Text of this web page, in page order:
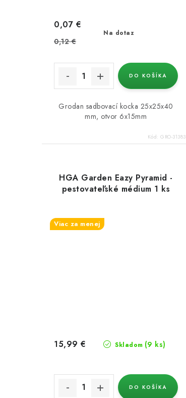
Na dotaz
0,07 €
0,12 €
DO KOŠÍKA
Grodan sadbovací kocka 25x25x40
mm, otvor 6x15mm
Kód: GRO-31383
HGA Garden Eazy Pyramid -
pestovateľské médium 1 ks
Viac za menej
Skladom (9 ks)
15,99 €
DO KOŠÍKA